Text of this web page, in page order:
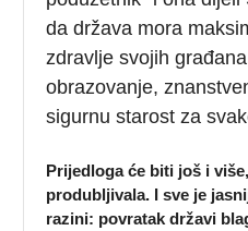
da država mora
zdravlje svojih
obrazovanje,
sigurnu starost za
Prijedloga će biti još i
produbljivala. I sve je
razini: povratak državi